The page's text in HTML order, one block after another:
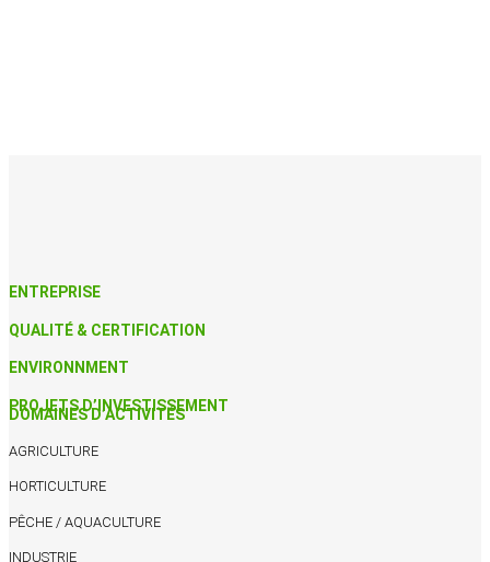
ENTREPRISE
QUALITÉ & CERTIFICATION
ENVIRONNMENT
PROJETS D’INVESTISSEMENT
DOMAINES D’ACTIVITÉS
AGRICULTURE
HORTICULTURE
PÊCHE / AQUACULTURE
INDUSTRIE